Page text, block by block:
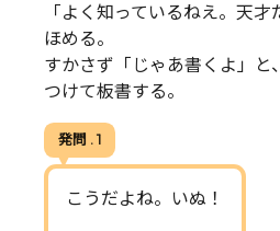
「よく知っているねえ。天
ほめる。
すかさず「じゃあ書くよ」と
つけて板書する。
発問 . 1
こうだよね。いぬ！